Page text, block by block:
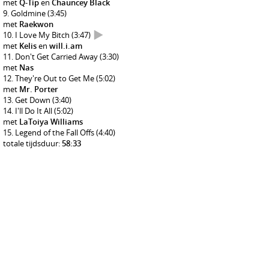
metQ-Tipen Chauncey Black
Goldmine(3:45)
met Raekwon
I Love My Bitch (3:47)
met Kelisen will.i.am
Don't Get Carried Away(3:30)
met Nas
They're Out to Get Me(5:02)
met Mr. Porter
Get Down (3:40)
I'll Do It All(5:02)
met LaToiya Williams
Legend of the Fall Offs(4:40)
totale tijdsduur:58:33